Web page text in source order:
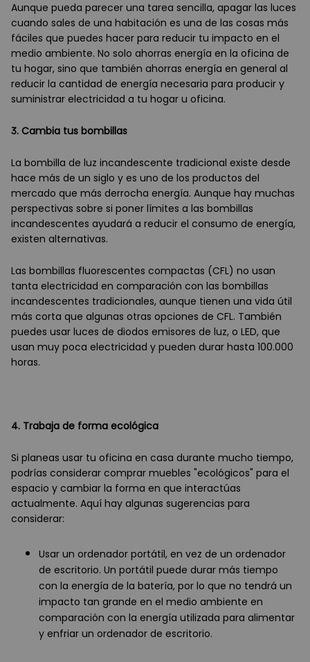
Aunque pueda parecer una tarea sencilla, apagar las luces
cuando sales de una habitación es una de las cosas más
fáciles que puedes hacer para reducir tu impacto en el
medio ambiente. No solo ahorras energía en la oficina de
tu hogar, sino que también ahorras energía en general al
reducir la cantidad de energía necesaria para producir y
suministrar electricidad a tu hogar u oficina.
3. Cambia tus bombillas
La bombilla de luz incandescente tradicional existe desde
hace más de un siglo y es uno de los productos del
mercado que más derrocha energía. Aunque hay muchas
perspectivas sobre si poner límites a las bombillas
incandescentes ayudará a reducir el consumo de energía,
existen alternativas.
Las bombillas fluorescentes compactas (CFL) no usan
tanta electricidad en comparación con las bombillas
incandescentes tradicionales, aunque tienen una vida útil
más corta que algunas otras opciones de CFL. También
puedes usar luces de diodos emisores de luz, o LED, que
usan muy poca electricidad y pueden durar hasta 100.000
horas.
4. Trabaja de forma ecológica
Si planeas usar tu oficina en casa durante mucho tiempo,
podrías considerar comprar muebles "ecológicos" para el
espacio y cambiar la forma en que interactúas
actualmente. Aquí hay algunas sugerencias para
considerar:
Usar un ordenador portátil, en vez de un ordenador
de escritorio. Un portátil puede durar más tiempo
con la energía de la batería, por lo que no tendrá un
impacto tan grande en el medio ambiente en
comparación con la energía utilizada para alimentar
y enfriar un ordenador de escritorio.